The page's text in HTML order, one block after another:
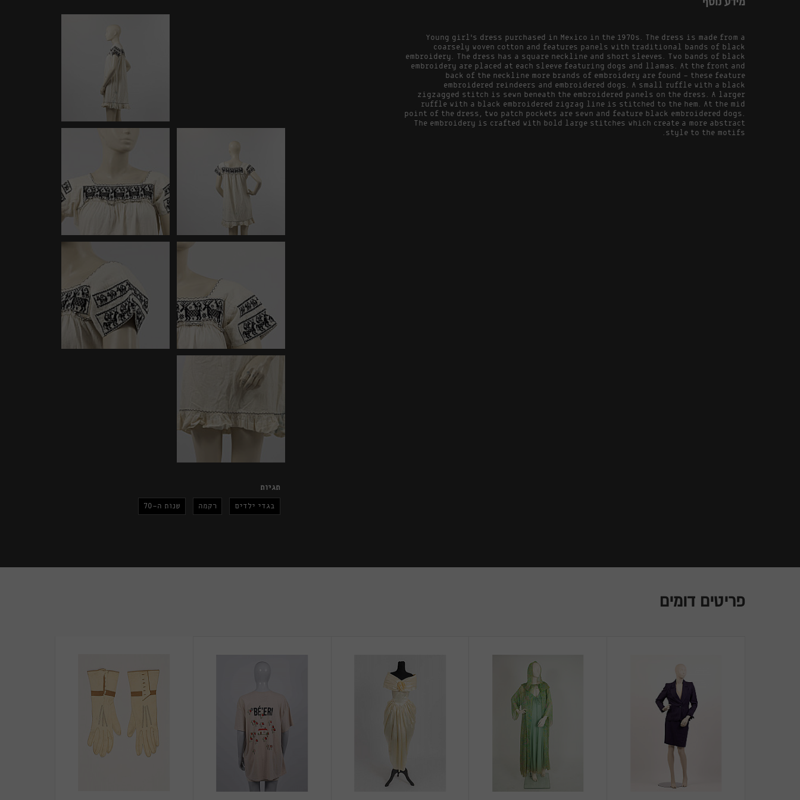
Young girl's dress purchased in Mexico in the 1970s. The dress is made from a
coarsely woven cotton and features panels with traditional bands of black
embroidery. The dress has a square neckline and short sleeves. Two bands of black
embroidery are placed at each sleeve featuring dogs and llamas. At the front and
back of the neckline more brands of embroidery are found - these feature
embroidered reindeers and embroidered dogs. A small ruffle with a black
zigzagged stitch is sewn beneath the embroidered panels on the dress. A larger
ruffle with a black embroidered zigzag line is stitched to the hem. At the mid
point of the dress, two patch pockets are sewn and feature black embroidered dogs.
The embroidery is crafted with bold large stitches which create a more abstract
style to the motifs.
תגיות
בגדי ילדים רקמה שנות ה-70
פריטים דומים